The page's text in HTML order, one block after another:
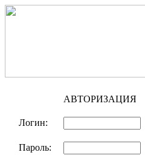
АВТОРИЗАЦИЯ
Логин:
Пароль: